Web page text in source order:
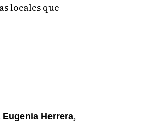
locales que
Eugenia Herrera,